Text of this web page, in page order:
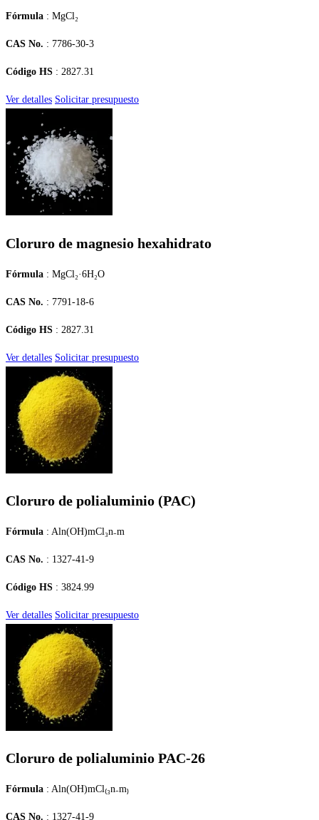
Fórmula : MgCl₂
CAS No. : 7786-30-3
Código HS : 2827.31
Ver detalles Solicitar presupuesto
Cloruro de magnesio hexahidrato
Fórmula : MgCl₂·6H₂O
CAS No. : 7791-18-6
Código HS : 2827.31
Ver detalles Solicitar presupuesto
Cloruro de polialuminio (PAC)
Fórmula : Aln(OH)mCl₃n₋m
CAS No. : 1327-41-9
Código HS : 3824.99
Ver detalles Solicitar presupuesto
Cloruro de polialuminio PAC-26
Fórmula : Aln(OH)mCl₍₃n₋m₎
CAS No. : 1327-41-9